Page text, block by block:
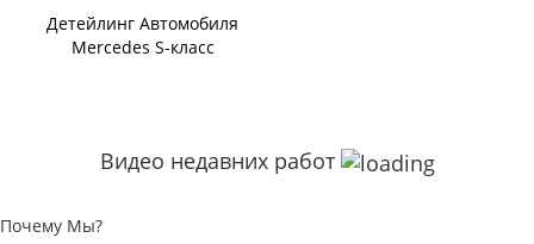
Детейлинг Автомобиля
Mercedes S-класс
Видео недавних работ
Почему Мы?